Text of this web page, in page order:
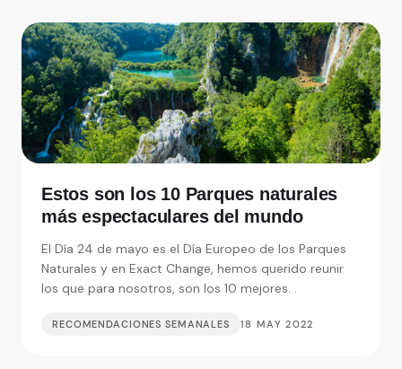
Estos son los 10 Parques naturales
más espectaculares del mundo
El Día 24 de mayo es el Día Europeo de los Parques
Naturales y en Exact Change, hemos querido reunir
los que para nosotros, son los 10 mejores. .
RECOMENDACIONES SEMANALES 18 MAY 2022